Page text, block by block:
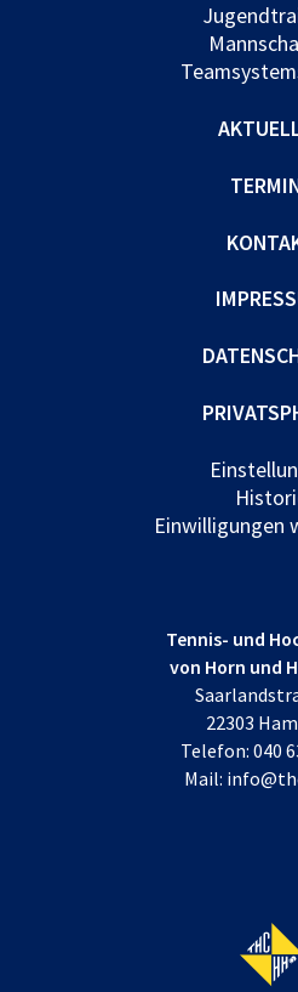
Einwilligungen
Tennis- und
von Horn und
22303
Telefon:040
Mail: